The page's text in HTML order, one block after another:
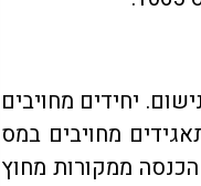
יחידים מחויבים
מחויבים במס
על הכנסה ממקורות מחוץ